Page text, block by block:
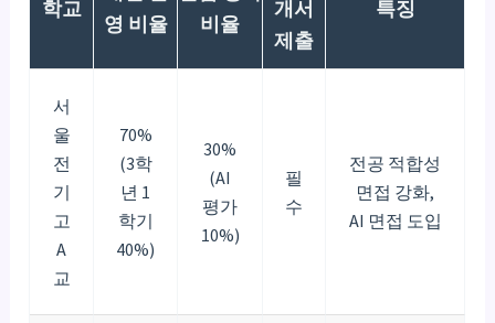
학교
영 비율
비율
개서
제출
특징
서
울
전
기
고
A
교
70%
(3학
년 1
학기
40%)
30%
(AI
평가
10%)
필
수
전공 적합성
면접 강화,
AI 면접 도입